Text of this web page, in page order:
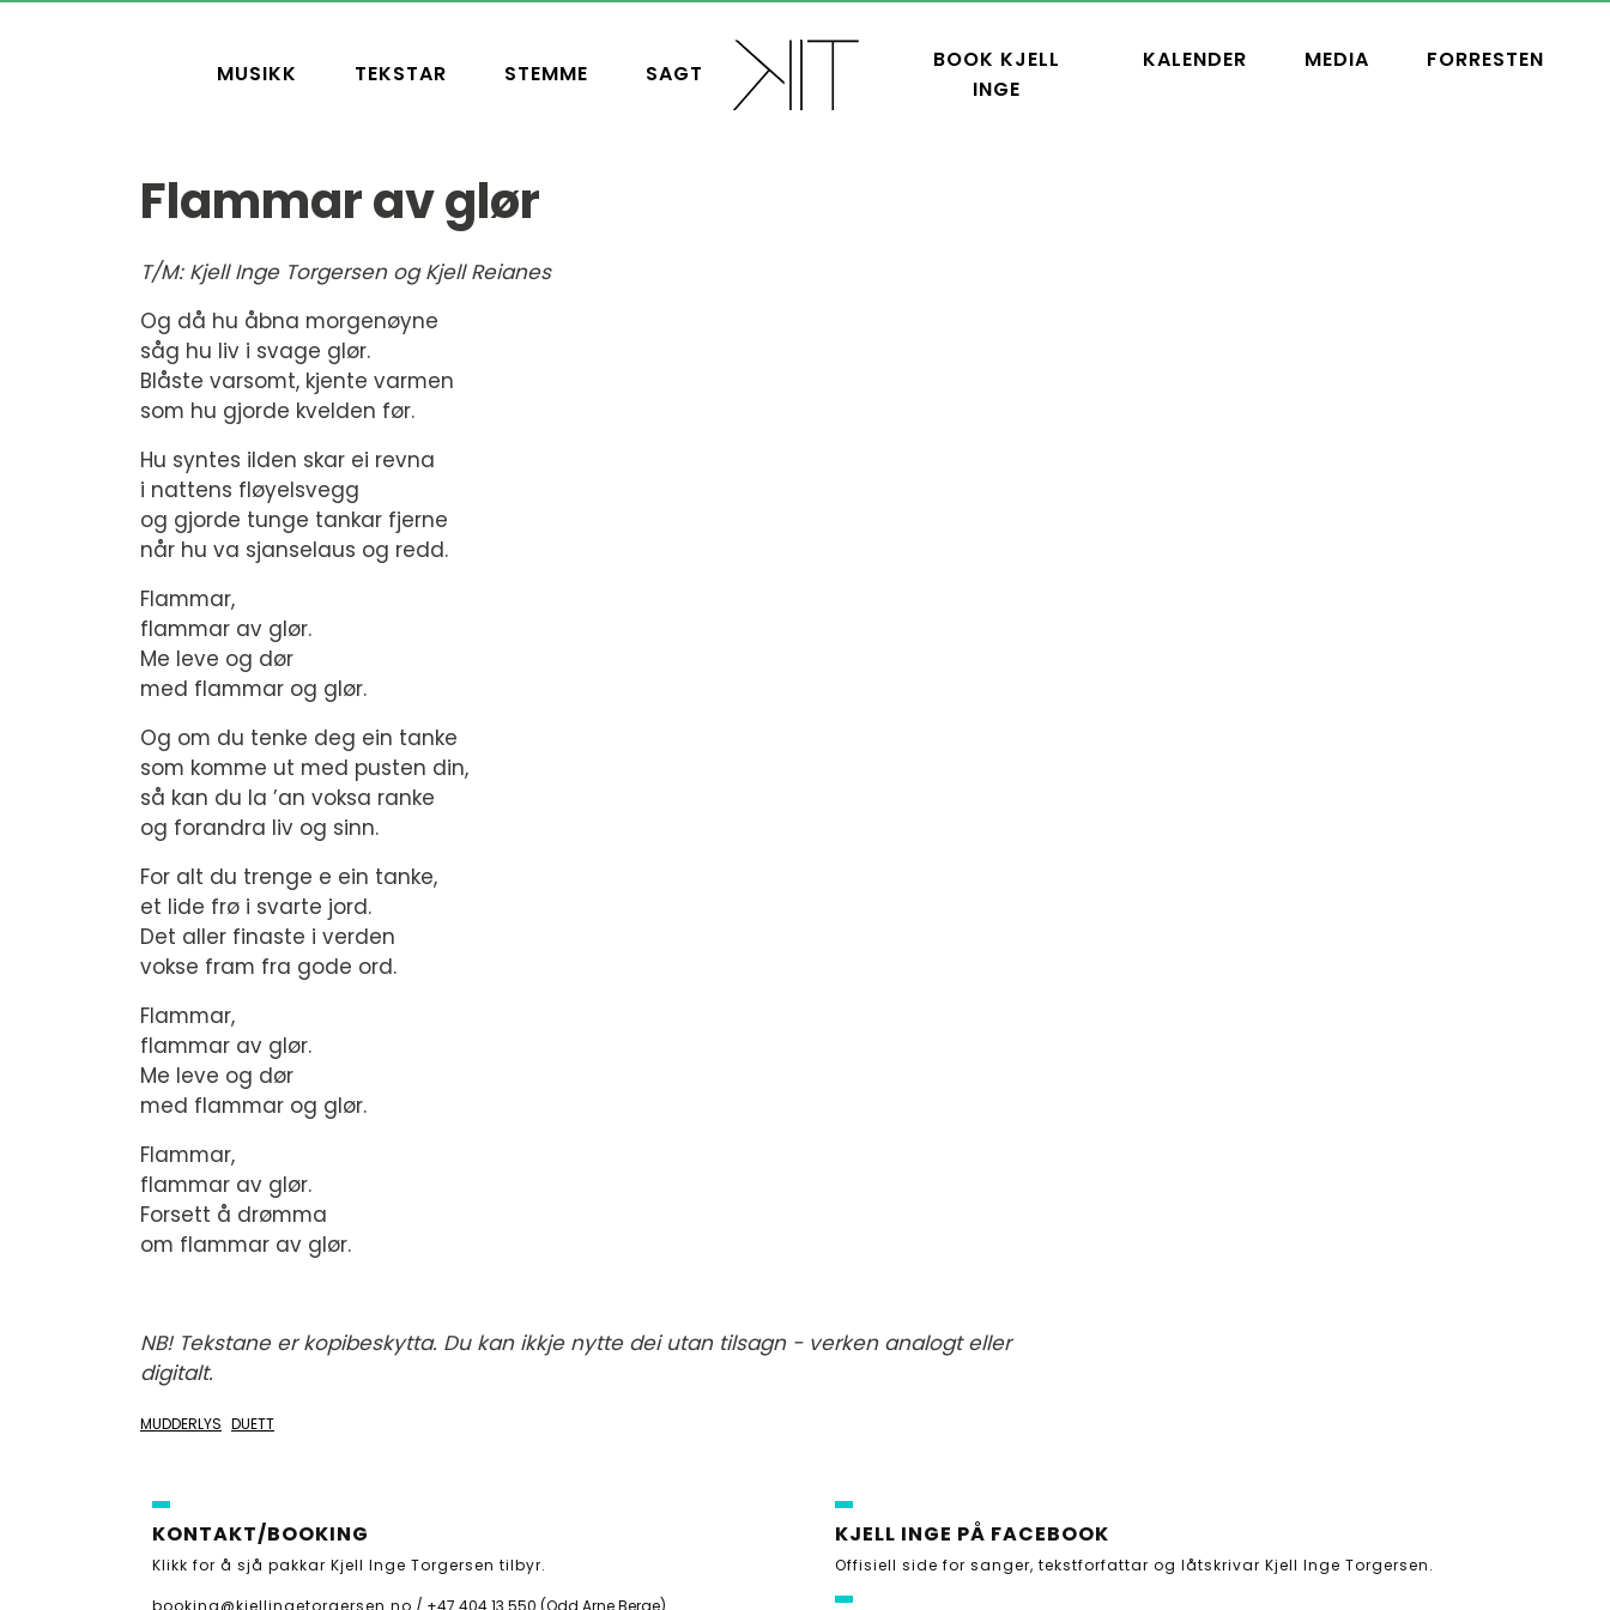
MUSIKK TEKSTAR STEMME SAGT
BOOK KJELL
INGE
KALENDER MEDIA FORRESTEN
Flammar av glør
T/M: Kjell Inge Torgersen og Kjell Reianes
Og då hu åbna morgenøyne
såg hu liv i svage glør.
Blåste varsomt, kjente varmen
som hu gjorde kvelden før.
Hu syntes ilden skar ei revna
i nattens fløyelsvegg
og gjorde tunge tankar fjerne
når hu va sjanselaus og redd.
Flammar,
flammar av glør.
Me leve og dør
med flammar og glør.
Og om du tenke deg ein tanke
som komme ut med pusten din,
så kan du la ’an voksa ranke
og forandra liv og sinn.
For alt du trenge e ein tanke,
et lide frø i svarte jord.
Det aller finaste i verden
vokse fram fra gode ord.
Flammar,
flammar av glør.
Me leve og dør
med flammar og glør.
Flammar,
flammar av glør.
Forsett å drømma
om flammar av glør.
NB! Tekstane er kopibeskytta. Du kan ikkje nytte dei utan tilsagn - verken analogt eller
digitalt.
MUDDERLYS DUETT
KONTAKT/BOOKING
Klikk for å sjå pakkar Kjell Inge Torgersen tilbyr.
booking@kjellingetorgersen.no / +47 404 13 550 (Odd Arne Berge)
KJELL INGE PÅ FACEBOOK
Offisiell side for sanger, tekstforfattar og låtskrivar Kjell Inge Torgersen.